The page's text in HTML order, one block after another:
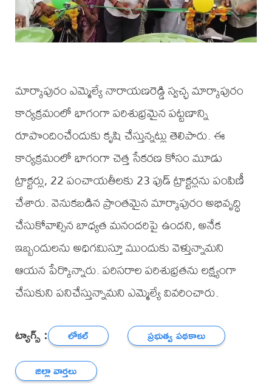
మార్కాపురం ఎమ్మెల్యే నారాయణరెడ్డి స్వచ్ఛ మార్కాపురం
కార్యక్రమంలో భాగంగా పరిశుభ్రమైన పట్టణాన్ని
రూపొందించేందుకు కృషి చేస్తున్నట్లు తెలిపారు. ఈ
కార్యక్రమంలో భాగంగా చెత్త సేకరణ కోసం మూడు
ట్రాక్టర్లు, 22 పంచాయతీలకు 23 ఫుడ్ ట్రాక్టర్లను పంపిణీ
చేశారు. వెనుకబడిన ప్రాంతమైన మార్కాపురం అభివృద్ధి
చేసుకోవాల్సిన బాధ్యత మనందరిపై ఉందని, అనేక
ఇబ్బందులను అధిగమిస్తూ ముందుకు వెళ్తున్నామని
ఆయన పేర్కొన్నారు. పరిసరాల పరిశుభ్రతను లక్ష్యంగా
చేసుకుని పనిచేస్తున్నామని ఎమ్మెల్యే వివరించారు.
ట్యాగ్స్ : లోకల్
ప్రభుత్వ పథకాలు
జిల్లా వార్తలు